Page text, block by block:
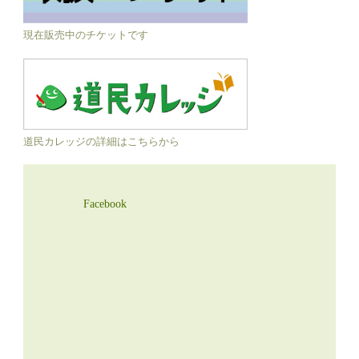
現在販売中のチケットです
道民カレッジの詳細はこちらから
Facebook